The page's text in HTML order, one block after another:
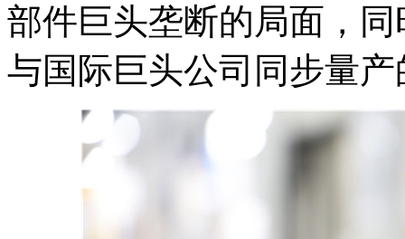
部件巨头垄断的局面，
与国际巨头公司同步量